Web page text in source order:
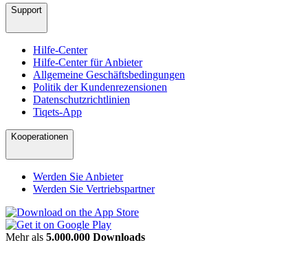
Support
Hilfe-Center
Hilfe-Center für Anbieter
Allgemeine Geschäftsbedingungen
Politik der Kundenrezensionen
Datenschutzrichtlinien
Tiqets-App
Kooperationen
Werden Sie Anbieter
Werden Sie Vertriebspartner
Mehr als 5.000.000 Downloads